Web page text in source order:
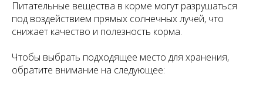
Питательные вещества в корме могут разрушаться
под воздействием прямых солнечных лучей, что
снижает качество и полезность корма.
Чтобы выбрать подходящее место для хранения,
обратите внимание на следующее: